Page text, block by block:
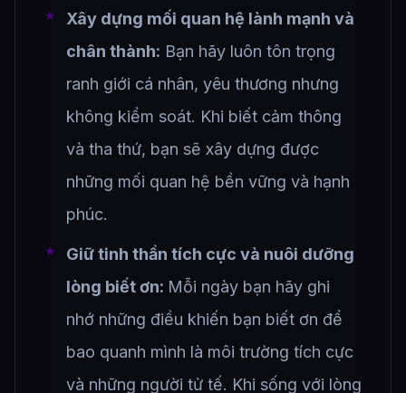
Xây dựng mối quan hệ lành mạnh và
chân thành: Bạn hãy luôn tôn trọng
ranh giới cá nhân, yêu thương nhưng
không kiểm soát. Khi biết cảm thông
và tha thứ, bạn sẽ xây dựng được
những mối quan hệ bền vững và hạnh
phúc.
Giữ tinh thần tích cực và nuôi dưỡng
lòng biết ơn: Mỗi ngày bạn hãy ghi
nhớ những điều khiến bạn biết ơn để
bao quanh mình là môi trường tích cực
và những người tử tế. Khi sống với lòng